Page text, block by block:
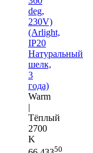
deg,
230V)
(Arlight,
IP20
Натуральный
шелк,
3
года)
Warm
|
Тёплый
2700
K
50